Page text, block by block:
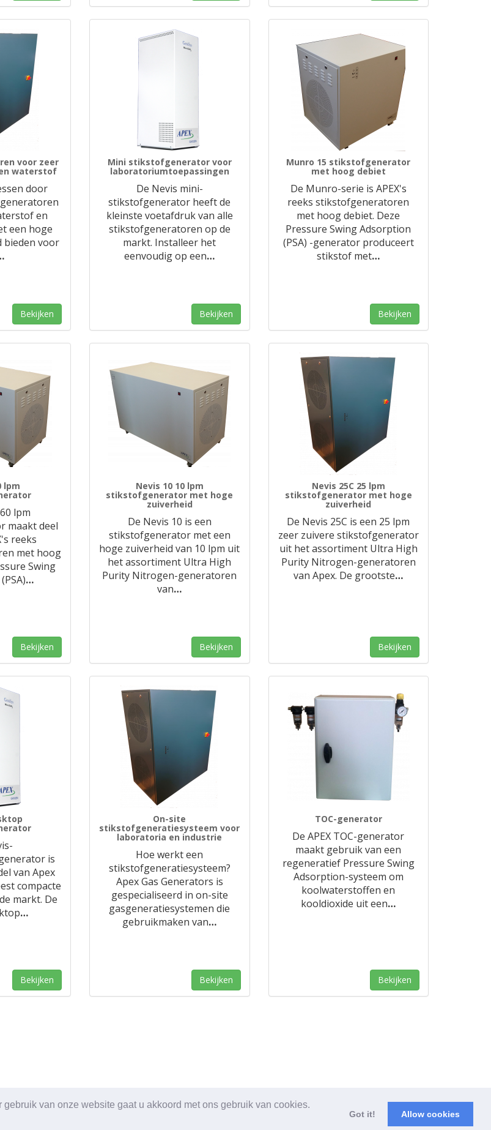
van onze website gaat u akkoord met ons gebruik van cookies.
Got it! Allow cookies
voor zeer
waterstof
door
en
een hoge
bieden voor
Bekijken
Mini stikstofgenerator voor
laboratoriumtoepassingen
De Nevis mini-
stikstofgenerator heeft de
kleinste voetafdruk van alle
stikstofgeneratoren op de
markt. Installeer het
eenvoudig op een…
Bekijken
Munro 15 stikstofgenerator
met hoog debiet
De Munro-serie is APEX's
reeks stikstofgeneratoren
met hoog debiet. Deze
Pressure Swing Adsorption
(PSA) -generator produceert
stikstof met…
Bekijken
lpm
lpm
maakt deel
reeks
met hoog
Swing
…
Bekijken
Nevis 10 10 lpm
stikstofgenerator met hoge
zuiverheid
De Nevis 10 is een
stikstofgenerator met een
hoge zuiverheid van 10 lpm uit
het assortiment Ultra High
Purity Nitrogen-generatoren
van…
Bekijken
Nevis 25C 25 lpm
stikstofgenerator met hoge
zuiverheid
De Nevis 25C is een 25 lpm
zeer zuivere stikstofgenerator
uit het assortiment Ultra High
Purity Nitrogen-generatoren
van Apex. De grootste…
Bekijken
is
van Apex
compacte
markt. De
…
Bekijken
On-site
stikstofgeneratiesysteem voor
laboratoria en industrie
Hoe werkt een
stikstofgeneratiesysteem?
Apex Gas Generators is
gespecialiseerd in on-site
gasgeneratiesystemen die
gebruikmaken van…
Bekijken
TOC-generator
De APEX TOC-generator
maakt gebruik van een
regeneratief Pressure Swing
Adsorption-systeem om
koolwaterstoffen en
kooldioxide uit een…
Bekijken
Privacybeleid |Over